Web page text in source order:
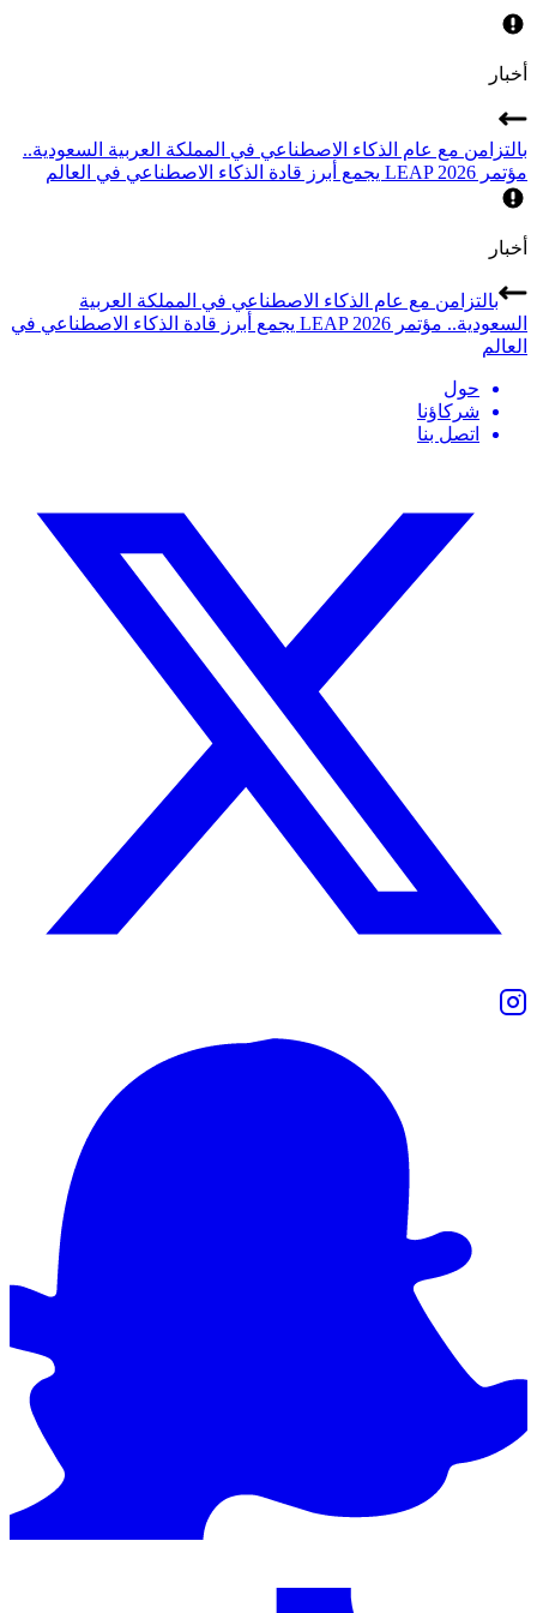
أخبار
بالتزامن مع عام الذكاء الاصطناعي في المملكة العربية السعودية..
مؤتمر LEAP 2026 يجمع أبرز قادة الذكاء الاصطناعي في العالم
أخبار
بالتزامن مع عام الذكاء الاصطناعي في المملكة العربية
السعودية.. مؤتمر LEAP 2026 يجمع أبرز قادة الذكاء الاصطناعي في
العالم
حول
شركاؤنا
اتصل بنا